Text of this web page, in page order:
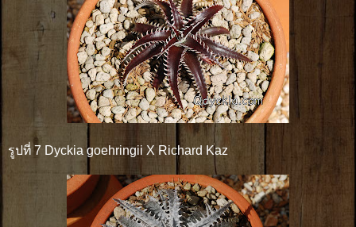
รูปที่ 7 Dyckia goehringii X Richard Kaz